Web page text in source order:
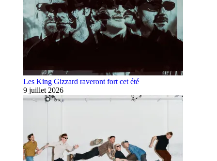
Les King Gizzard raveront fort cet été
9 juillet 2026